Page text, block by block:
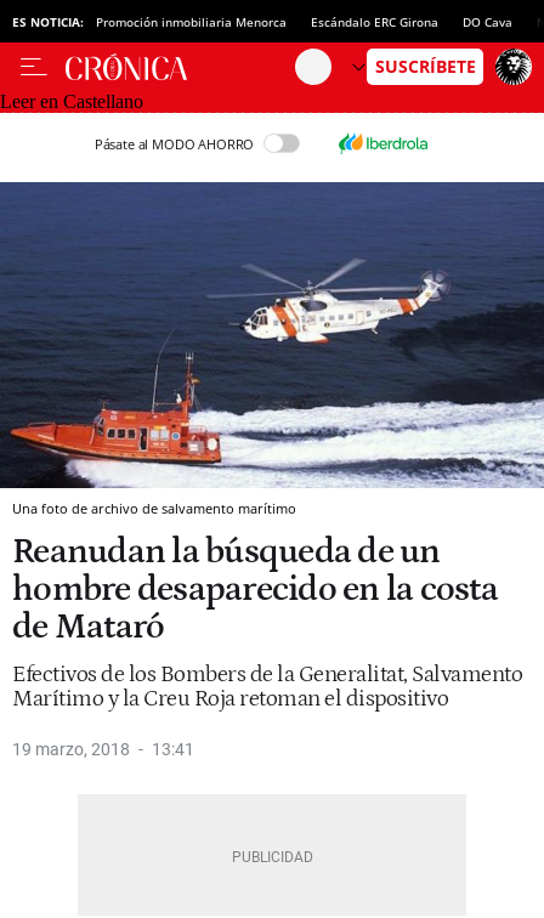
ES NOTICIA: Promoción inmobiliaria Menorca Escándalo ERC Girona DO Cava
Leer en Castellano
Pásate al MODO AHORRO
Una foto de archivo de salvamento marítimo
Reanudan la búsqueda de un
hombre desaparecido en la costa
de Mataró
Efectivos de los Bombers de la Generalitat, Salvamento
Marítimo y la Creu Roja retoman el dispositivo
19 marzo, 2018 13:41